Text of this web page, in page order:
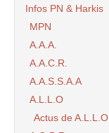
Infos PN & Harkis
MPN
A.A.A.
A.A.C.R.
A.A.S.S.A.A
A.L.L.O
Actus de A.L.L.O